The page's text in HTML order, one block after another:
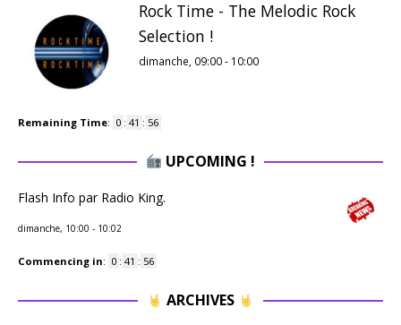
Rock Time - The Melodic Rock
Selection !
dimanche, 09:00- 10:00
Remaining Time: 0 : 41 : 55
UPCOMING !
Flash Info par Radio King.
dimanche, 10:00 - 10:02
Commencing in: 0 : 41 : 55
ARCHIVES